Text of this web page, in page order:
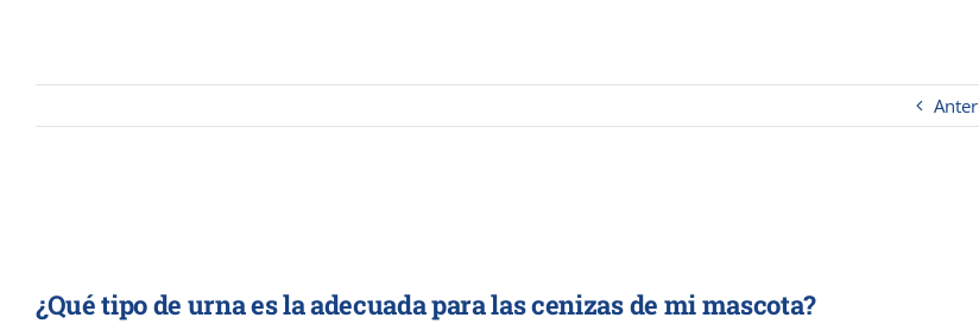
¿Qué tipo de urna es la adecuada para las cenizas de mi mascota?